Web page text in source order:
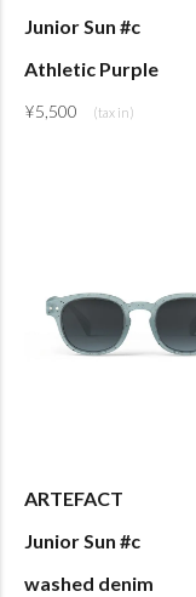
Junior Sun #c
Athletic Purple
¥5,500
ARTEFACT
Junior Sun #c
washed denim